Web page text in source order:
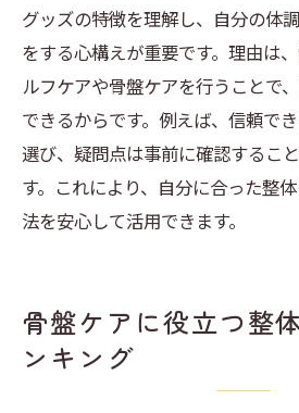
グッズの特徴を理解し、自分の体
をする心構えが重要です。理由は
ルフケアや骨盤ケアを行うことで
できるからです。例えば、信頼で
選び、疑問点は事前に確認するこ
す。これにより、自分に合った整
法を安心して活用できます。
骨盤ケアに役立つ整
ンキング